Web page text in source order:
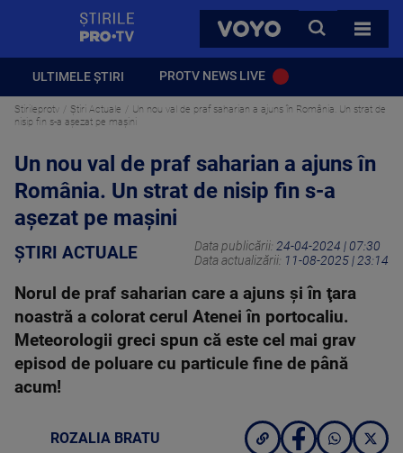
VOYO
CAUTA
TOATE
ULTIMELE ȘTIRI PROTV NEWS LIVE
Stirileprotv Știri Actuale
Un nou val de praf saharian a ajuns în România. Un strat de
nisip fin s-a așezat pe mașini
Un nou val de praf saharian a ajuns în
România. Un strat de nisip fin s-a
așezat pe mașini
ȘTIRI ACTUALE Data publicării: 24-04-2024 | 07:30
Data actualizării: 11-08-2025 | 23:14
Norul de praf saharian care a ajuns şi în ţara
noastră a colorat cerul Atenei în portocaliu.
Meteorologii greci spun că este cel mai grav
episod de poluare cu particule fine de până
acum!
ROZALIA BRATU